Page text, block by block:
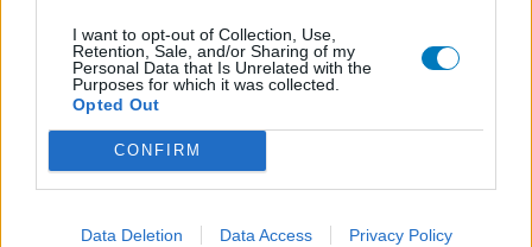
I want to opt-out of Collection, Use,
Retention, Sale, and/or Sharing of my
Personal Data that Is Unrelated with the
Purposes for which it was collected.
Opted Out
CONFIRM
Data Deletion Data Access Privacy Policy